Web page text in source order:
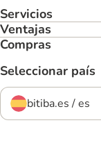
Servicios
Ventajas
Compras
Seleccionar país
bitiba.es / es